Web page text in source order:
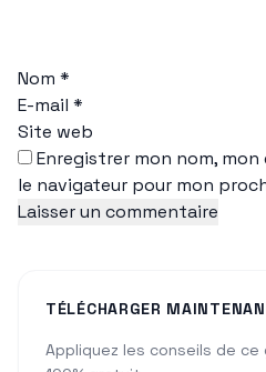
Nom *
E-mail *
Site web
Enregistrer mon nom,
le navigateur pour mon
TÉLÉCHARGER
Appliquez les conseils de ce